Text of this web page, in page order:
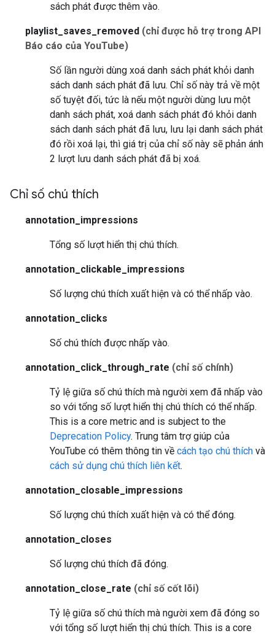
sách phát được thêm vào.
playlist_saves_removed (chỉ được hỗ trợ trong API
Báo cáo của YouTube)
Số lần người dùng xoá danh sách phát khỏi danh
sách danh sách phát đã lưu. Chỉ số này trả về một
số tuyệt đối, tức là nếu một người dùng lưu một
danh sách phát, xoá danh sách phát đó khỏi danh
sách danh sách phát đã lưu, lưu lại danh sách phát
đó rồi xoá lại, thì giá trị của chỉ số này sẽ phản ánh
2 lượt lưu danh sách phát đã bị xoá.
Chỉ số chú thích
annotation_impressions
Tổng số lượt hiển thị chú thích.
annotation_clickable_impressions
Số lượng chú thích xuất hiện và có thể nhấp vào.
annotation_clicks
Số chú thích được nhấp vào.
annotation_click_through_rate (chỉ số chính)
Tỷ lệ giữa số chú thích mà người xem đã nhấp vào
so với tổng số lượt hiển thị chú thích có thể nhấp.
This is a core metric and is subject to the
Deprecation Policy. Trung tâm trợ giúp của
YouTube có thêm thông tin về cách tạo chú thích và
cách sử dụng chú thích liên kết.
annotation_closable_impressions
Số lượng chú thích xuất hiện và có thể đóng.
annotation_closes
Số lượng chú thích đã đóng.
annotation_close_rate (chỉ số cốt lõi)
Tỷ lệ giữa số chú thích mà người xem đã đóng so
với tổng số lượt hiển thị chú thích. This is a core